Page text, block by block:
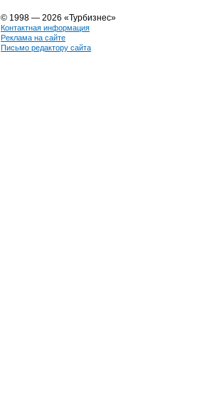
© 1998 — 2026 «Турбизнес»
Контактная информация
Реклама на сайте
Письмо редактору сайта